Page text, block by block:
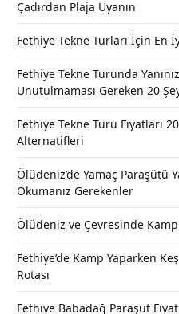
Çadırdan Plaja Uyanın
Fethiye Tekne Turları İçin En
Fethiye Tekne Turunda
Unutulmaması Gereken 20
Fethiye Tekne Turu Fiyatları
Alternatifleri
Ölüdeniz’de Yamaç Paraşütü
Okumanız Gerekenler
Ölüdeniz ve Çevresinde
Fethiye’de Kamp Yaparken
Rotası
Fethiye Babadağ Paraşüt